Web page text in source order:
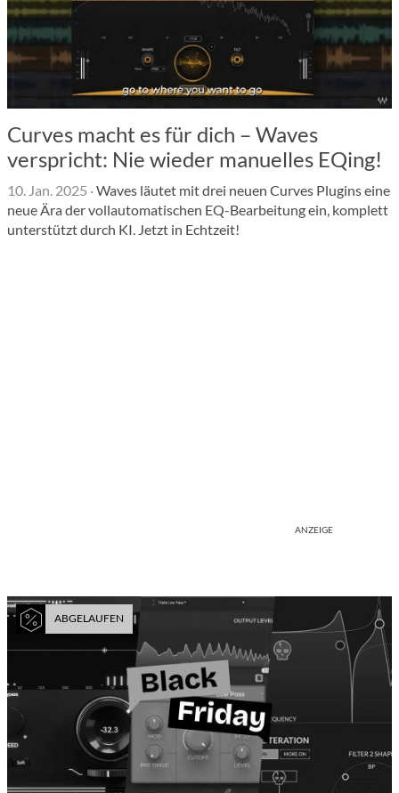
Curves macht es für dich – Waves
verspricht: Nie wieder manuelles EQing!
10. Jan. 2025 ·Waves läutet mit drei neuen Curves Plugins eine
neue Ära der vollautomatischen EQ-Bearbeitung ein, komplett
unterstützt durch KI. Jetzt in Echtzeit!
ANZEIGE
ABGELAUFEN